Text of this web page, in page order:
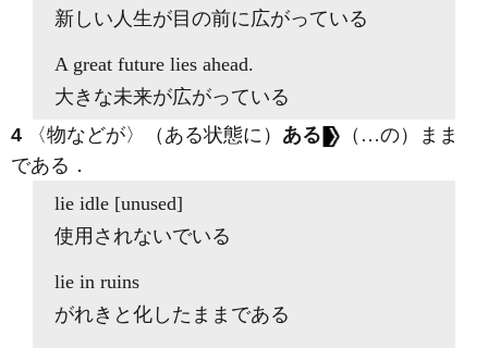
新しい人生が目の前に広がっている
A great future lies ahead.
大きな未来が広がっている
4 〈物などが〉（ある状態に） ある
（…の）まま
である ．
lie idle [unused]
使用されないでいる
lie in ruins
がれきと化したままである